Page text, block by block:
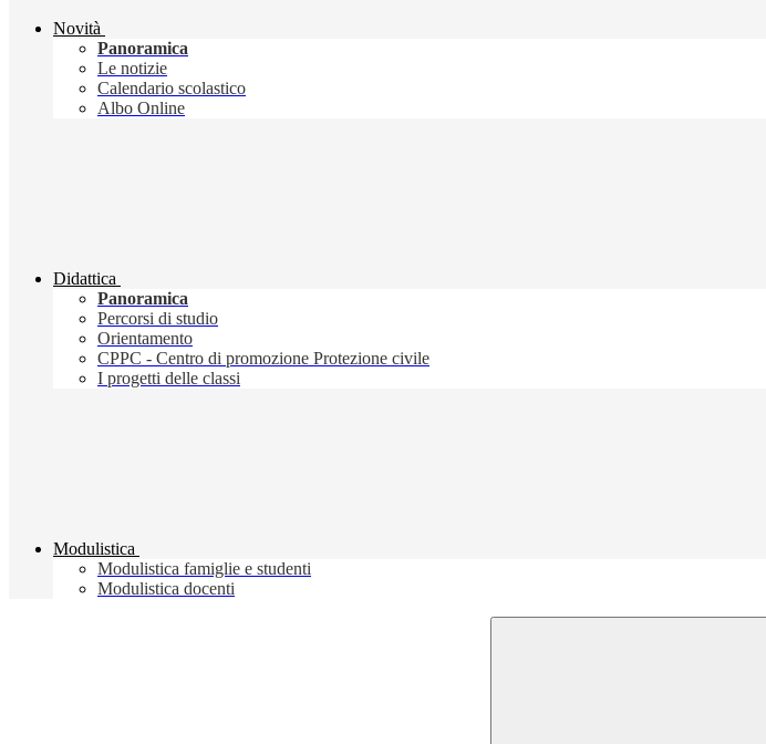
Novità
Panoramica
Le notizie
Calendario scolastico
Albo Online
Didattica
Panoramica
Percorsi di studio
Orientamento
CPPC - Centro di promozione Protezione civile
I progetti delle classi
Modulistica
Modulistica famiglie e studenti
Modulistica docenti